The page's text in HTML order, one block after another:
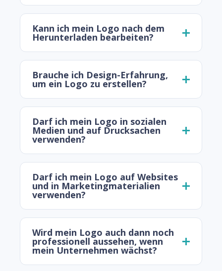
Kann ich mein Logo nach dem
Herunterladen bearbeiten?
Brauche ich Design-Erfahrung,
um ein Logo zu erstellen?
Darf ich mein Logo in sozialen
Medien und auf Drucksachen
verwenden?
Darf ich mein Logo auf Websites
und in Marketingmaterialien
verwenden?
Wird mein Logo auch dann noch
professionell aussehen, wenn
mein Unternehmen wächst?